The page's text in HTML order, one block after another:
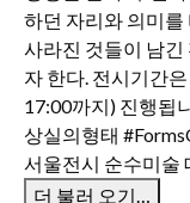
더 불러 오기…